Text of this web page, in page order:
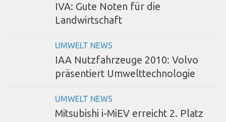
IVA: Gute Noten für die
Landwirtschaft
UMWELT NEWS
IAA Nutzfahrzeuge 2010: Volvo
präsentiert Umwelttechnologie
UMWELT NEWS
Mitsubishi i-MiEV erreicht 2. Platz